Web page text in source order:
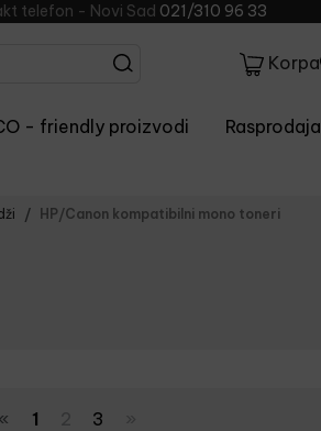
telefon - Novi Sad 021/310 96 33
Korpa
- friendly proizvodi Rasprodaja
HP/Canon kompatibilni mono toneri
« 1 3